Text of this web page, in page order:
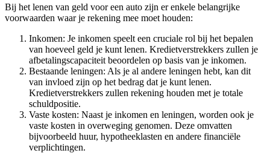
Bij het lenen van geld voor een auto zijn er enkele belangrijke
voorwaarden waar je rekening mee moet houden:
Inkomen: Je inkomen speelt een cruciale rol bij het bepalen
van hoeveel geld je kunt lenen. Kredietverstrekkers zullen je
afbetalingscapaciteit beoordelen op basis van je inkomen.
Bestaande leningen: Als je al andere leningen hebt, kan dit
van invloed zijn op het bedrag dat je kunt lenen.
Kredietverstrekkers zullen rekening houden met je totale
schuldpositie.
Vaste kosten: Naast je inkomen en leningen, worden ook je
vaste kosten in overweging genomen. Deze omvatten
bijvoorbeeld huur, hypotheeklasten en andere financiële
verplichtingen.